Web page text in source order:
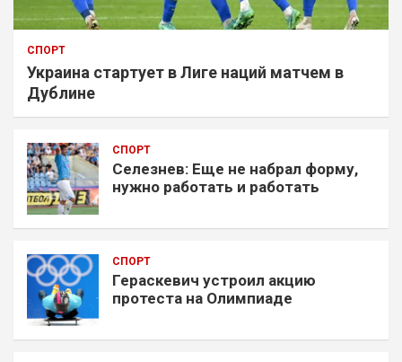
СПОРТ
Украина стартует в Лиге наций матчем в
Дублине
СПОРТ
Селезнев: Еще не набрал форму,
нужно работать и работать
СПОРТ
Гераскевич устроил акцию
протеста на Олимпиаде